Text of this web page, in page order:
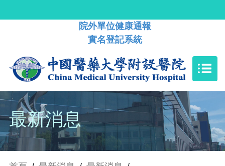
院外單位健康通報
實名登記系統
最新消息